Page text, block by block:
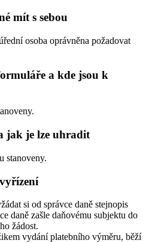
mít s sebou
osoba oprávněna požadovat
a kde jsou k
jak je lze uhradit
stanoveny.
si od správce daně stejnopis
daně zašle daňovému subjektu do
žádost.
vydání platebního výměru, běží